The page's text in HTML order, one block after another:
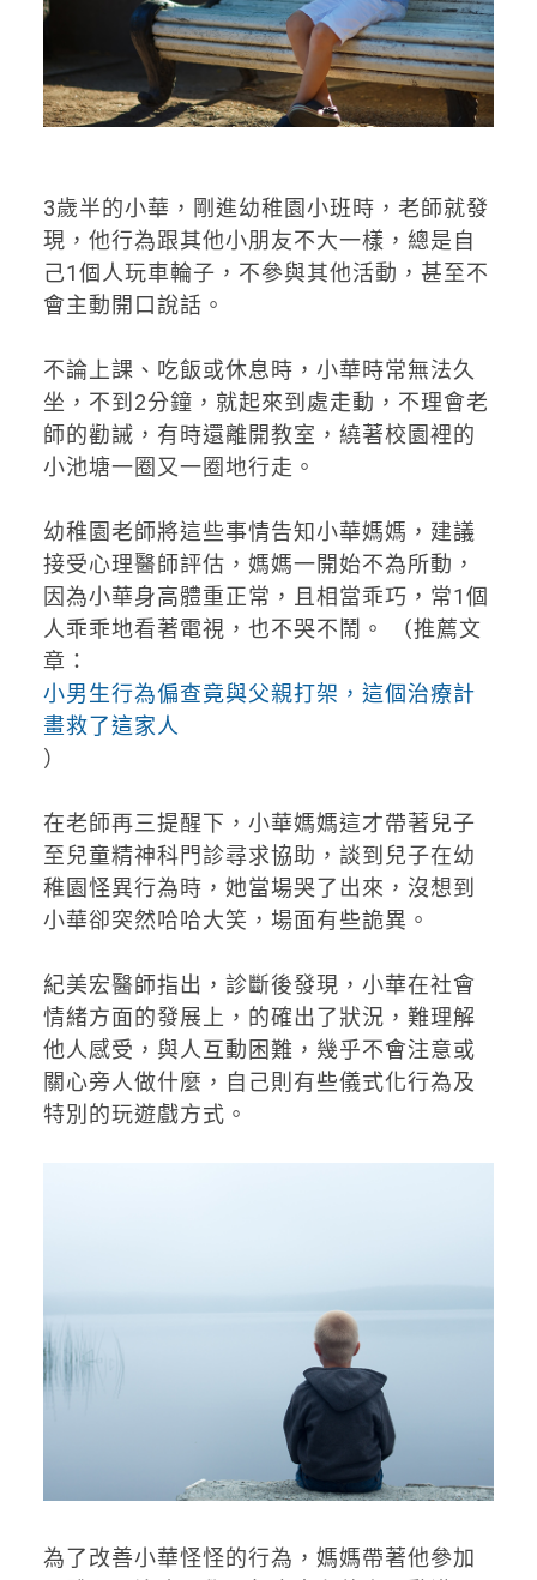
3歲半的小華，剛進幼稚園小班時，老師就發
現，他行為跟其他小朋友不大一樣，總是自
己1個人玩車輪子，不參與其他活動，甚至不
會主動開口說話。
不論上課、吃飯或休息時，小華時常無法久
坐，不到2分鐘，就起來到處走動，不理會老
師的勸誡，有時還離開教室，繞著校園裡的
小池塘一圈又一圈地行走。
幼稚園老師將這些事情告知小華媽媽，建議
接受心理醫師評估，媽媽一開始不為所動，
因為小華身高體重正常，且相當乖巧，常1個
人乖乖地看著電視，也不哭不鬧。 （推薦文
章：
小男生行為偏查竟與父親打架，這個治療計
畫救了這家人
）
在老師再三提醒下，小華媽媽這才帶著兒子
至兒童精神科門診尋求協助，談到兒子在幼
稚園怪異行為時，她當場哭了出來，沒想到
小華卻突然哈哈大笑，場面有些詭異。
紀美宏醫師指出，診斷後發現，小華在社會
情緒方面的發展上，的確出了狀況，難理解
他人感受，與人互動困難，幾乎不會注意或
關心旁人做什麼，自己則有些儀式化行為及
特別的玩遊戲方式。
為了改善小華怪怪的行為，媽媽帶著他參加